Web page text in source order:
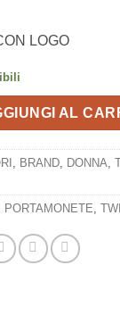
LOGO
AL
, BRAND, DONNA,
PORTAMONETE,